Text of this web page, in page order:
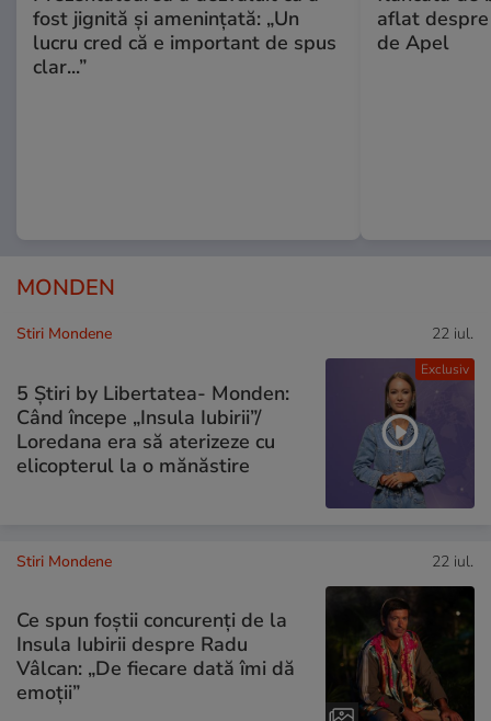
fost jignită și amenințată: „Un
lucru cred că e important de spus
clar...”
aflat
de Apel
MONDEN
Exclusiv
Stiri Mondene 22 iul.
5 Știri by Libertatea- Monden:
Când începe „Insula Iubirii”/
Loredana era să aterizeze cu
elicopterul la o mănăstire
Stiri Mondene 22 iul.
Ce spun foștii concurenți de la
Insula Iubirii despre Radu
Vâlcan: „De fiecare dată îmi dă
emoții”